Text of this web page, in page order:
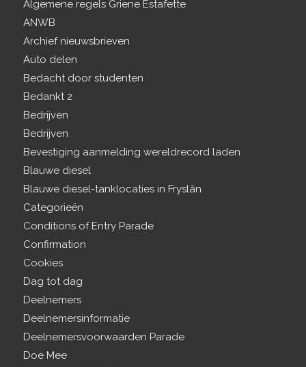
Algemene regels Griene Estafette
ANWB
Archief nieuwsbrieven
Auto delen
Bedacht door studenten
Bedankt 2
Bedrijven
Bedrijven
Bevestiging aanmelding wereldrecord laden
Blauwe diesel
Blauwe diesel-tanklocaties in Fryslân
Categorieën
Conditions of Entry Parade
Confirmation
Cookies
Dag tot dag
Deelnemers
Deelnemersinformatie
Deelnemersvoorwaarden Parade
Doe Mee